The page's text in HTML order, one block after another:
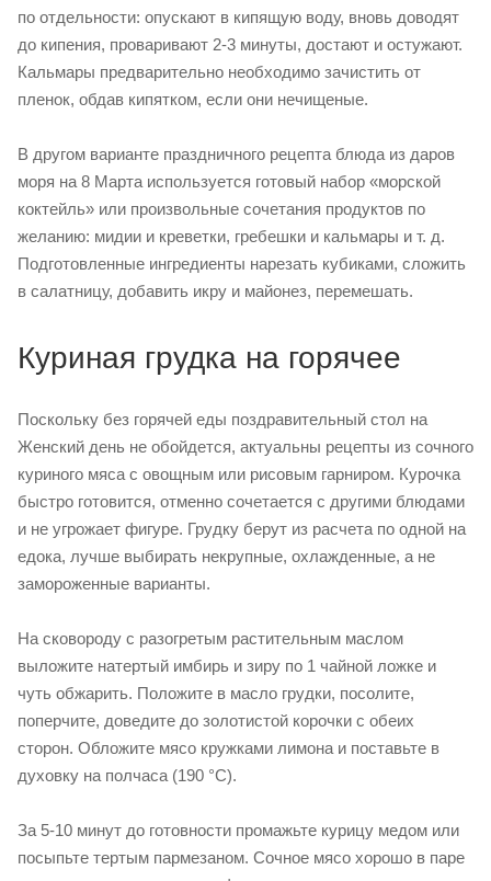
по отдельности: опускают в кипящую воду, вновь доводят
до кипения, проваривают 2-3 минуты, достают и остужают.
Кальмары предварительно необходимо зачистить от
пленок, обдав кипятком, если они нечищеные.
В другом варианте праздничного рецепта блюда из даров
моря на 8 Марта используется готовый набор «морской
коктейль» или произвольные сочетания продуктов по
желанию: мидии и креветки, гребешки и кальмары и т. д.
Подготовленные ингредиенты нарезать кубиками, сложить
в салатницу, добавить икру и майонез, перемешать.
Куриная грудка на горячее
Поскольку без горячей еды поздравительный стол на
Женский день не обойдется, актуальны рецепты из сочного
куриного мяса с овощным или рисовым гарниром. Курочка
быстро готовится, отменно сочетается с другими блюдами
и не угрожает фигуре. Грудку берут из расчета по одной на
едока, лучше выбирать некрупные, охлажденные, а не
замороженные варианты.
На сковороду с разогретым растительным маслом
выложите натертый имбирь и зиру по 1 чайной ложке и
чуть обжарить. Положите в масло грудки, посолите,
поперчите, доведите до золотистой корочки с обеих
сторон. Обложите мясо кружками лимона и поставьте в
духовку на полчаса (190 °C).
За 5-10 минут до готовности промажьте курицу медом или
посыпьте тертым пармезаном. Сочное мясо хорошо в паре